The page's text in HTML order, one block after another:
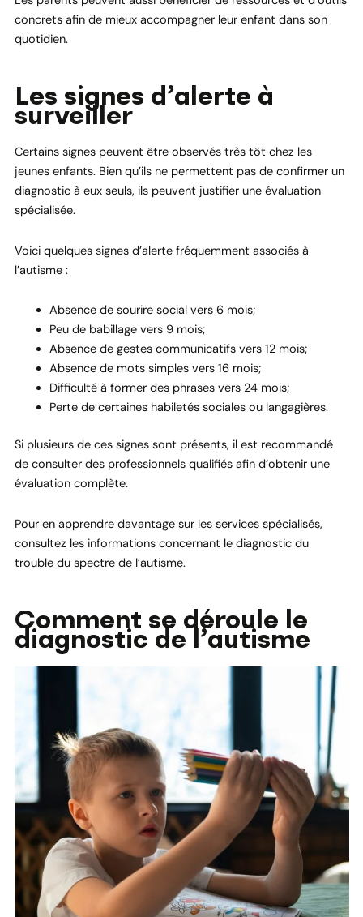
concrets afin de mieux accompagner leur enfant dans son
quotidien.
Les signes d’alerte à
surveiller
Certains signes peuvent être observés très tôt chez les
jeunes enfants. Bien qu’ils ne permettent pas de confirmer un
diagnostic à eux seuls, ils peuvent justifier une évaluation
spécialisée.
Voici quelques signes d’alerte fréquemment associés à
l’autisme :
Absence de sourire social vers 6 mois;
Peu de babillage vers 9 mois;
Absence de gestes communicatifs vers 12 mois;
Absence de mots simples vers 16 mois;
Difficulté à former des phrases vers 24 mois;
Perte de certaines habiletés sociales ou langagières.
Si plusieurs de ces signes sont présents, il est recommandé
de consulter des professionnels qualifiés afin d’obtenir une
évaluation complète.
Pour en apprendre davantage sur les services spécialisés,
consultez les informations concernant le diagnostic du
trouble du spectre de l’autisme.
Comment se déroule le
diagnostic de l’autisme